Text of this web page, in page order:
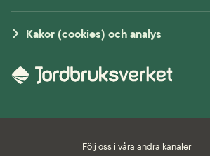
Kakor (cookies) och analys
Följ oss i våra andra kanaler